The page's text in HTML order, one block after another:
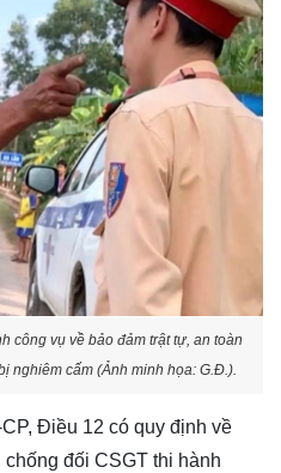
công vụ về bảo đảm trật tự, an toàn
nghiêm cấm (Ảnh minh họa: G.Đ.).
Điều 12 có quy định về
đối CSGT thi hành